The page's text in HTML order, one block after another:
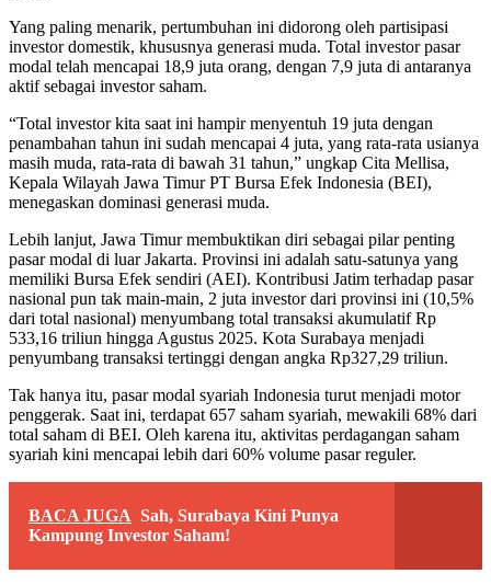
Yang paling menarik, pertumbuhan ini didorong oleh partisipasi
investor domestik, khususnya generasi muda. Total investor pasar
modal telah mencapai 18,9 juta orang, dengan 7,9 juta di antaranya
aktif sebagai investor saham.
“Total investor kita saat ini hampir menyentuh 19 juta dengan
penambahan tahun ini sudah mencapai 4 juta, yang rata-rata usianya
masih muda, rata-rata di bawah 31 tahun,” ungkap Cita Mellisa,
Kepala Wilayah Jawa Timur PT Bursa Efek Indonesia (BEI),
menegaskan dominasi generasi muda.
Lebih lanjut, Jawa Timur membuktikan diri sebagai pilar penting
pasar modal di luar Jakarta. Provinsi ini adalah satu-satunya yang
memiliki Bursa Efek sendiri (AEI). Kontribusi Jatim terhadap pasar
nasional pun tak main-main, 2 juta investor dari provinsi ini (10,5%
dari total nasional) menyumbang total transaksi akumulatif Rp
533,16 triliun hingga Agustus 2025. Kota Surabaya menjadi
penyumbang transaksi tertinggi dengan angka Rp327,29 triliun.
Tak hanya itu, pasar modal syariah Indonesia turut menjadi motor
penggerak. Saat ini, terdapat 657 saham syariah, mewakili 68% dari
total saham di BEI. Oleh karena itu, aktivitas perdagangan saham
syariah kini mencapai lebih dari 60% volume pasar reguler.
BACA JUGA Sah, Surabaya Kini Punya
Kampung Investor Saham!